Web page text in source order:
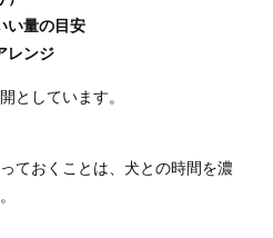
い量の目安
レンジ
としています。
ておくことは、犬との時間を濃